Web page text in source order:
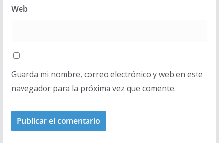
Web
Guarda mi nombre, correo electrónico y web en este
navegador para la próxima vez que comente.